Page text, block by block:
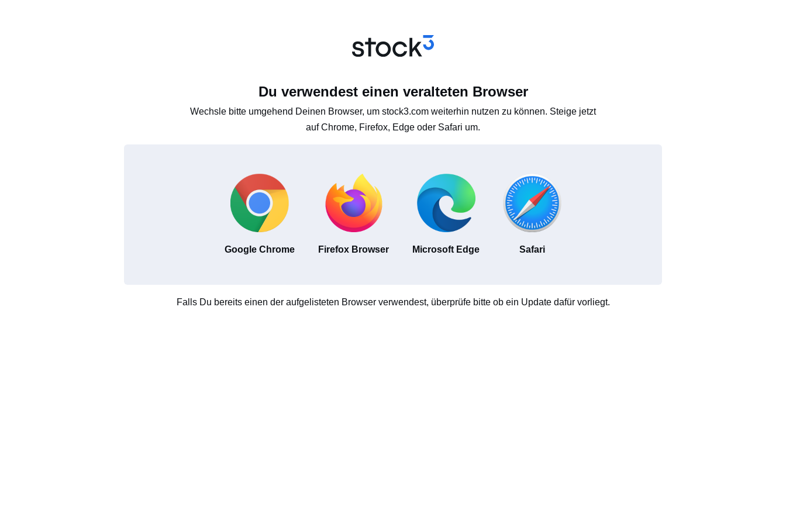
Du verwendest einen veralteten Browser
Wechsle bitte umgehend Deinen Browser, um stock3.com weiterhin nutzen zu können. Steige jetzt
auf Chrome, Firefox, Edge oder Safari um.
Google Chrome Firefox Browser Microsoft Edge Safari
Falls Du bereits einen der aufgelisteten Browser verwendest, überprüfe bitte ob ein Update dafür vorliegt.